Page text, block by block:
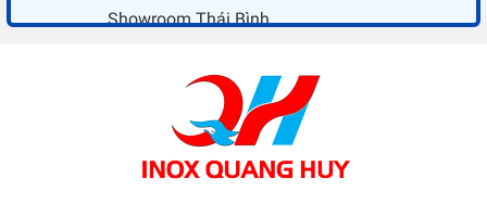
Showroom Thái Bình
037 9377 888
Showroom Đồng Nai
Địa chỉ: 1066 - QL 51 Tổ 3- Ấp Đồng- Phước Tân-